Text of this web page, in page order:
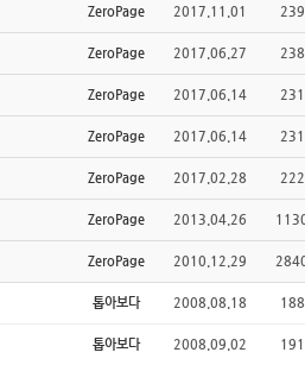
ZeroPage 2017.11.01
ZeroPage 2017.06.27
ZeroPage 2017.06.14
ZeroPage 2017.06.14
ZeroPage 2017.02.28
ZeroPage 2013.04.26
ZeroPage 2010.12.29
톱아보다 2008.08.18
톱아보다 2008.09.02